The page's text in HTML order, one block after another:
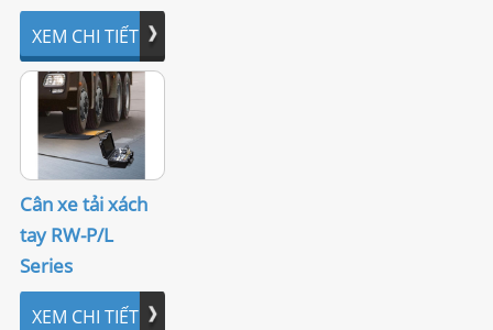
XEM CHI TIẾT
Cân xe tải xách
tay RW-P/L
Series
XEM CHI TIẾT